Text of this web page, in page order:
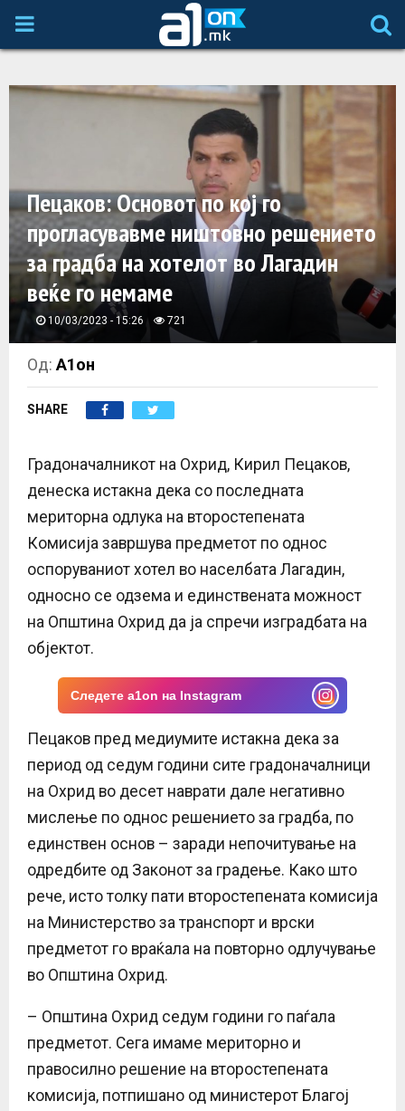
P
A
R
Y
M
E
N
U
Пецаков: Основот по кој го
прогласувавме ништовно решението
за градба на хотелот во Лагадин
веќе го немаме
10/03/2023 - 15:26 721
Од:А1он
SHARE
Градоначалникот на Охрид, Кирил Пецаков,
денеска истакна дека со последната
мериторна одлука на второстепената
Комисија завршува предметот по однос
оспоруваниот хотел во населбата Лагадин,
односно се одзема и единствената можност
на Општина Охрид да ја спречи изградбата на
објектот.
Следете a1on на Instagram
Пецаков пред медиумите истакна дека за
период од седум години сите градоначалници
на Охрид во десет наврати дале негативно
мислење по однос решението за градба, по
единствен основ – заради непочитување на
одредбите од Законот за градење. Како што
рече, исто толку пати второстепената комисија
на Министерство за транспорт и врски
предметот го враќала на повторно одлучување
во Општина Охрид.
– Општина Охрид седум години го паѓала
предметот. Сега имаме мериторно и
правосилно решение на второстепената
комисија, потпишано од министерот Благој